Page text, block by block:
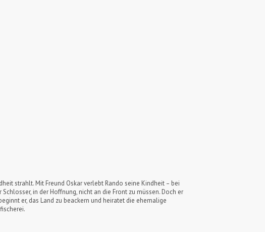
strahlt. Mit Freund Oskar verlebt Rando seine Kindheit – bei
in der Hoffnung, nicht an die Front zu müssen. Doch er
er, das Land zu beackern und heiratet die ehemalige